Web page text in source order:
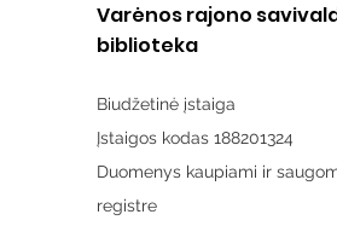
Varėnos rajono
biblioteka
Biudžetinė įstaiga
Įstaigos kodas 188201324
Duomenys kaupiami ir
registre